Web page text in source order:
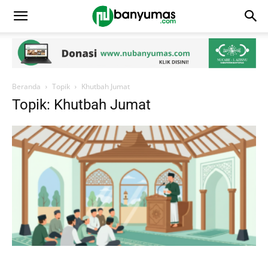
Beranda Topik Khutbah Jumat
Topik: Khutbah Jumat